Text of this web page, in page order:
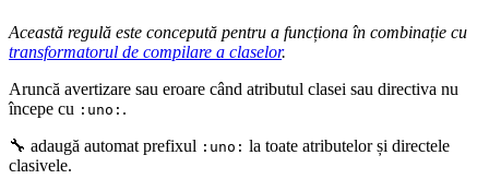
Această regulă este concepută pentru a funcționa în combinație cu
transformatorul de compilare a claselor.
Aruncă avertizare sau eroare când atributul clasei sau directiva nu
începe cu :uno: .
🔧 adaugă automat prefixul :uno: la toate atributelor și directele
clasivele.